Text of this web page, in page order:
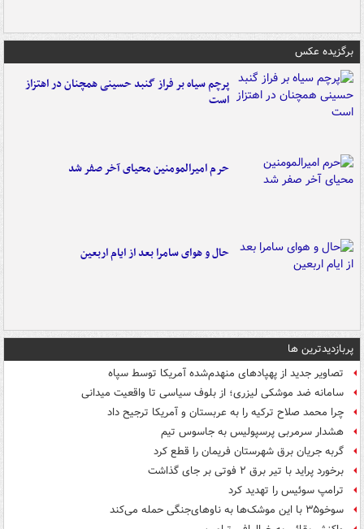
برگزیده عکس
پرچم سیاه بر فراز گنبد حسینی همچنان در اهتزاز
است
حرم امیرالمومنین محیای آخر صفر شد
حال و هوای سامرا بعد از ایام اربعین
پربازدیدترین ها
تصاویر جدید از پهپادهای منهدم‌شده آمریکا توسط سپاه
سامانه ضد موشکی لیزری؛ از بلوف سیاسی تا واقعیت میدانی
چرا محمد صلاح ترکیه را به عربستان و آمریکا ترجیح داد
هشدار سرمربی پرسپولیس به جاسوس تیم
گربه جریان برق شهرستان فریمان را قطع کرد
برخورد پراید با تیر برق ۲ فوتی بر جای گذاشت
ترامپ سوئیس را تهدید کرد
سوخو۳۵ با این موشک‌ها به ناوهای‌جنگی حمله می‌کند